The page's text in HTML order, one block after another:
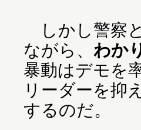
しかし警察
ながら、 わか
暴動はデモを
リーダーを抑
するのだ。